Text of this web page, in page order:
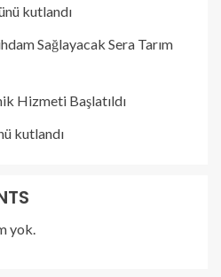
kutlandı
Sağlayacak Sera Tarım
Hizmeti Başlatıldı
kutlandı
yok.